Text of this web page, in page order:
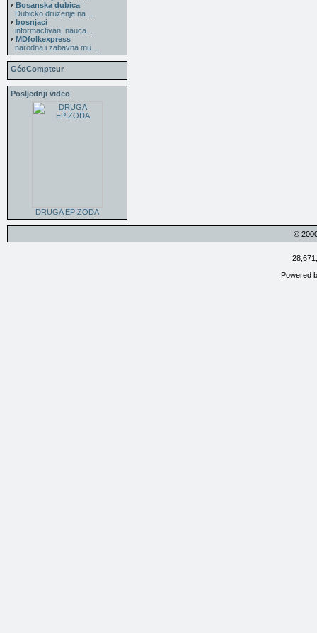
Bosanska dubica
Dubicko druzenje na ...
bosnjaci
informactivan, nauca...
MDfolkexpress
narodna i zabavna mu...
GéoCompteur
Posljednji video
DRUGA EPIZODA
©
Powered